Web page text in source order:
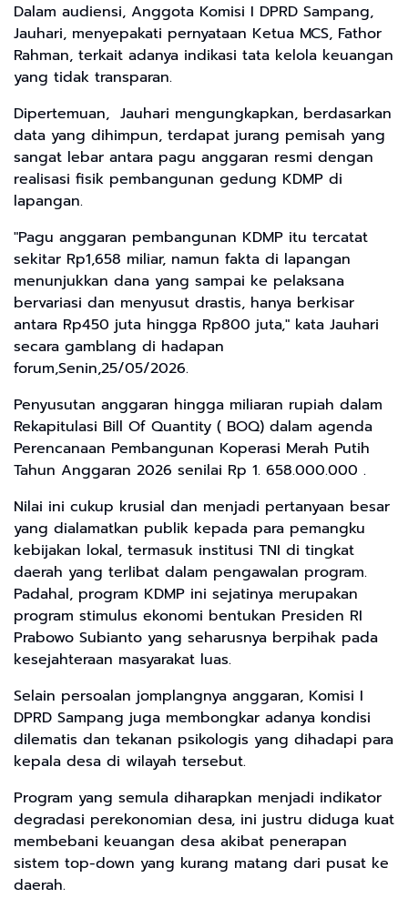
Dalam audiensi, Anggota Komisi I DPRD Sampang,
Jauhari, menyepakati pernyataan Ketua MCS, Fathor
Rahman, terkait adanya indikasi tata kelola keuangan
yang tidak transparan.
Dipertemuan, Jauhari mengungkapkan, berdasarkan
data yang dihimpun, terdapat jurang pemisah yang
sangat lebar antara pagu anggaran resmi dengan
realisasi fisik pembangunan gedung KDMP di
lapangan.
"Pagu anggaran pembangunan KDMP itu tercatat
sekitar Rp1,658 miliar, namun fakta di lapangan
menunjukkan dana yang sampai ke pelaksana
bervariasi dan menyusut drastis, hanya berkisar
antara Rp450 juta hingga Rp800 juta," kata Jauhari
secara gamblang di hadapan
forum,Senin,25/05/2026.
Penyusutan anggaran hingga miliaran rupiah dalam
Rekapitulasi Bill Of Quantity ( BOQ) dalam agenda
Perencanaan Pembangunan Koperasi Merah Putih
Tahun Anggaran 2026 senilai Rp 1. 658.000.000 .
Nilai ini cukup krusial dan menjadi pertanyaan besar
yang dialamatkan publik kepada para pemangku
kebijakan lokal, termasuk institusi TNI di tingkat
daerah yang terlibat dalam pengawalan program.
Padahal, program KDMP ini sejatinya merupakan
program stimulus ekonomi bentukan Presiden RI
Prabowo Subianto yang seharusnya berpihak pada
kesejahteraan masyarakat luas.
Selain persoalan jomplangnya anggaran, Komisi I
DPRD Sampang juga membongkar adanya kondisi
dilematis dan tekanan psikologis yang dihadapi para
kepala desa di wilayah tersebut.
Program yang semula diharapkan menjadi indikator
degradasi perekonomian desa, ini justru diduga kuat
membebani keuangan desa akibat penerapan
sistem top-down yang kurang matang dari pusat ke
daerah.